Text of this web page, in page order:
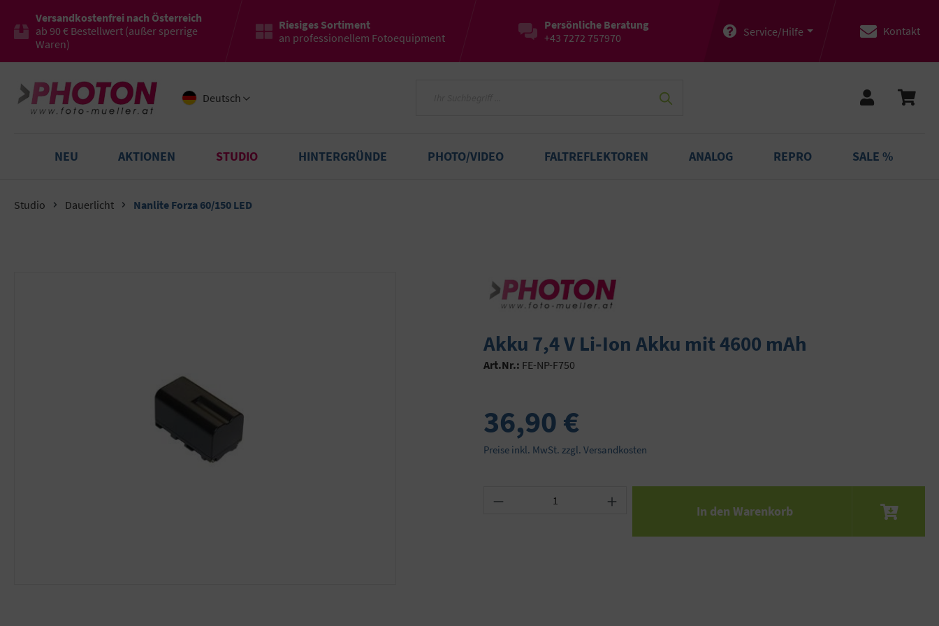
Versandkostenfrei nach Österreich
ab 90 € Bestellwert (außer sperrige
Waren)
Riesiges Sortiment
an professionellem Fotoequipment
Persönliche Beratung
+43 7272 757970
Service/Hilfe Kontakt
Deutsch
NEU AKTIONEN STUDIO HINTERGRÜNDE PHOTO/VIDEO FALTREFLEKTOREN ANALOG REPRO SALE %
Studio Dauerlicht Nanlite Forza 60/150 LED
Akku 7,4 V Li-Ion Akku mit 4600 mAh
Art.Nr.: FE-NP-F750
36,90 €
Preise inkl. MwSt. zzgl. Versandkosten
Produkt Anzahl: Gib den gewünschten Wert ein oder benutze
In den Warenkorb